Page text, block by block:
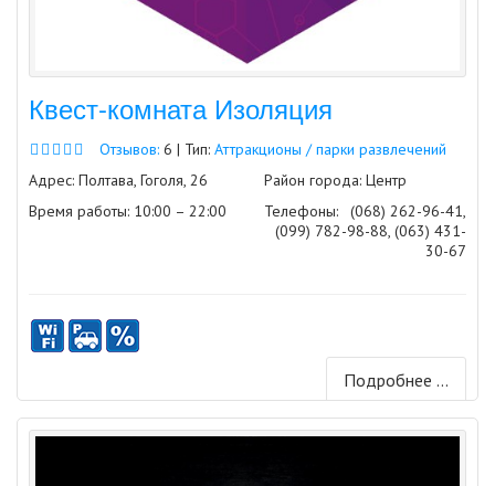
Квест-комната Изоляция
Отзывов: 6 | Тип: Аттракционы / парки развлечений
Адрес: Полтава, Гоголя, 26
Время работы: 10:00 – 22:00
Район города: Центр
Телефоны:
(068) 262-96-41,
(099) 782-98-88, (063) 431-
30-67
Подробнее ...